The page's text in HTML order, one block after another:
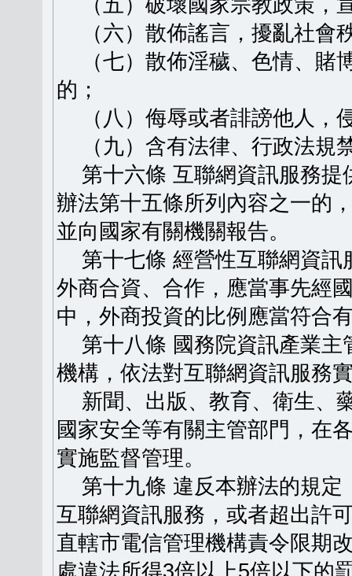
（五）破壞國家宗教政策，
（六）散佈謠言，擾亂社會
（七）散佈淫穢、色情、賭
的；
（八）侮辱或者誹謗他人，
（九）含有法律、行政法規
第十六條 互聯網資訊服務提
辦法第十五條所列內容之一的
並向國家有關機關報告。
第十七條 經營性互聯網資訊
外商合資、合作，應當事先經
中，外商投資的比例應當符合
第十八條 國務院資訊產業主
機構，依法對互聯網資訊服務
新聞、出版、教育、衛生、
國家安全等有關主管部門，在
實施監督管理。
第十九條 違反本辦法的規定
互聯網資訊服務，或者超出許
直轄市電信管理機構責令限期
處違法所得3倍以上5倍以下的